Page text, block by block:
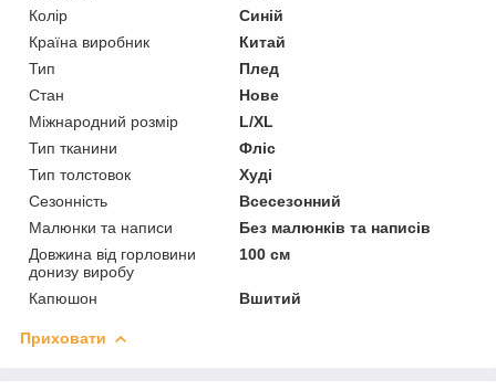
Колір
Синій
Країна виробник
Китай
Тип
Плед
Стан
Нове
Міжнародний розмір
L/XL
Тип тканини
Фліс
Тип толстовок
Худі
Сезонність
Всесезонний
Малюнки та написи
Без малюнків та написів
Довжина від горловини
донизу виробу
100 см
Капюшон Вшитий
Приховати